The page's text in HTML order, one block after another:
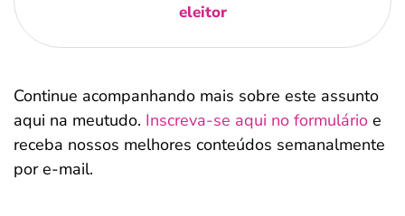
eleitor
Continue acompanhando mais sobre este assunto
aqui na meutudo. Inscreva-se aqui no formulário e
receba nossos melhores conteúdos semanalmente
por e-mail.